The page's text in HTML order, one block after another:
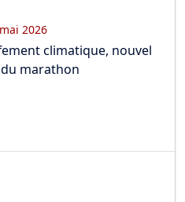
2026
climatique, nouvel
marathon